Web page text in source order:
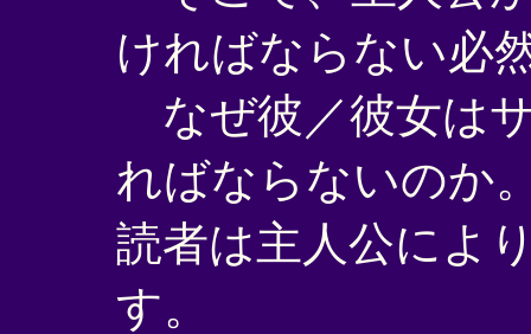
ければならない必
なぜ彼／彼女は
ればならないのか
読者は主人公によ
す。